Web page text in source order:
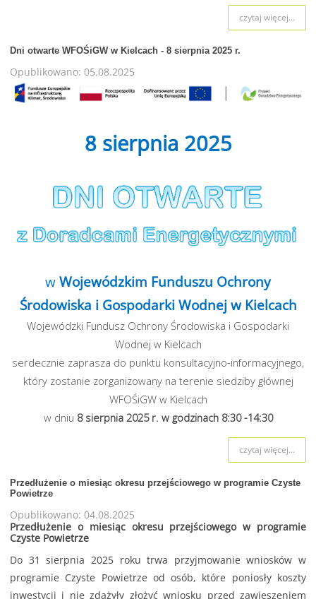
czytaj więcej...
Dni otwarte WFOŚiGW w Kielcach - 8 sierpnia 2025 r.
Opublikowano: 05.08.2025
8 sierpnia 2025
w Wojewódzkim Funduszu Ochrony
Środowiska i Gospodarki Wodnej w Kielcach
Wojewódzki Fundusz Ochrony Środowiska i Gospodarki
Wodnej w Kielcach
serdecznie zaprasza do punktu konsultacyjno-informacyjnego,
który zostanie zorganizowany na terenie siedziby głównej
WFOŚiGW w Kielcach
w dniu 8 sierpnia2025 r. w godzinach 8:30 -14:30
czytaj więcej...
Przedłużenie o miesiąc okresu przejściowego w programie Czyste
Powietrze
Opublikowano: 04.08.2025
Przedłużenie o miesiąc okresu przejściowego w programie
Czyste Powietrze
Do 31 sierpnia 2025 roku trwa przyjmowanie wniosków w
programie Czyste Powietrze od osób, które poniosły koszty
inwestycji i nie zdążyły złożyć wniosku przed zawieszeniem